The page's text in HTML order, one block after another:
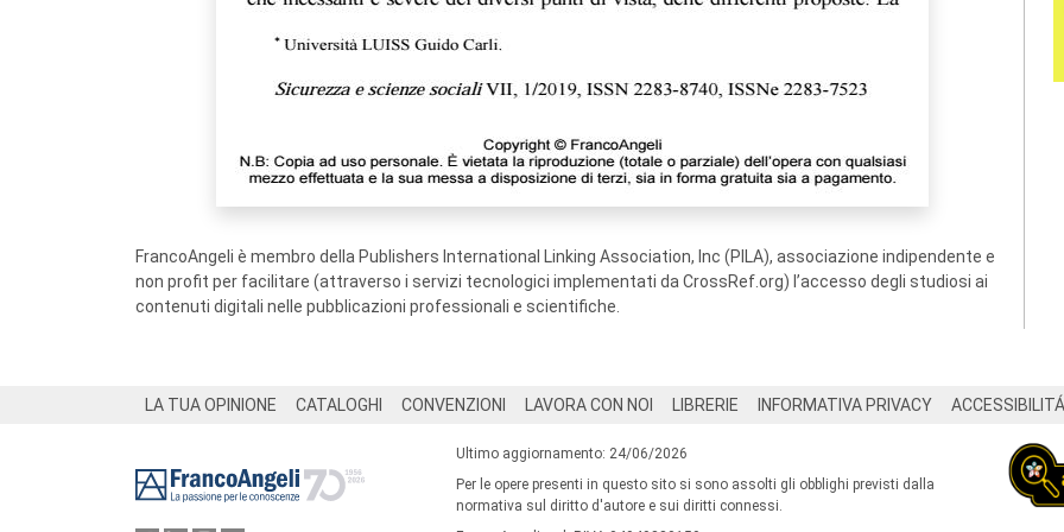
FrancoAngeli è membro della Publishers International Linking Association, Inc (PILA), associazione indipendente e
non profit per facilitare (attraverso i servizi tecnologici implementati da CrossRef.org) l’accesso degli studiosi ai
contenuti digitali nelle pubblicazioni professionali e scientifiche.
LA TUA OPINIONE CATALOGHI CONVENZIONI LAVORA CON NOI LIBRERIE INFORMATIVA PRIVACY ACCESSIBILITÁ
Ultimo aggiornamento: 24/06/2026
Per le opere presenti in questo sito si sono assolti gli obblighi previsti dalla
normativa sul diritto d'autore e sui diritti connessi.